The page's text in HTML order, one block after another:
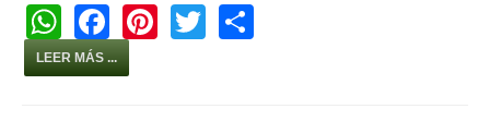
W
h
at
F
a
c
Pi
T
LEER MÁS ...